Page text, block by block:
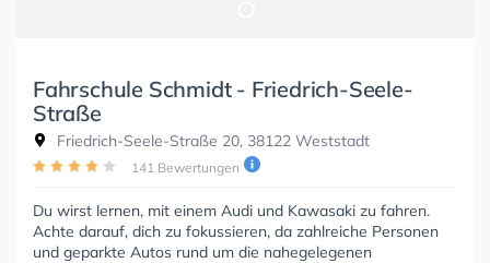
Fahrschule Schmidt - Friedrich-Seele-
Straße
Friedrich-Seele-Straße 20, 38122 Weststadt
141 Bewertungen
Du wirst lernen, mit einem Audi und Kawasaki zu fahren.
Achte darauf, dich zu fokussieren, da zahlreiche Personen
und geparkte Autos rund um die nahegelegenen